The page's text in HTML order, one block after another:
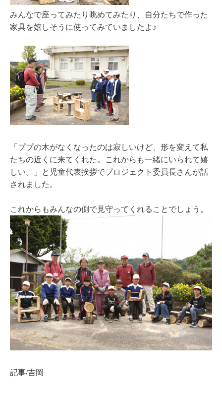
みんなで座ってみたり眺めてみたり、自分たちで作った
家具を嬉しそうに使ってみていましたよ♪
「ププの木がなくなったのは寂しいけど、形を変えて私
たちの近くに来てくれた。これからも一緒にいられて嬉
しい。」と児童代表挨拶でプロジェクト委員長さんが話
されました。
これからもみんなの側で見守ってくれることでしょう。
記事/吉岡